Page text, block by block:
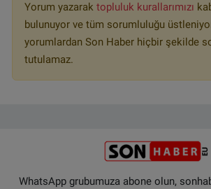
Yorum yazarak topluluk kurallarımızı
bulunuyor ve tüm sorumluluğu
yorumlardan Son Haber hiçbir şekilde
tutulamaz.
WhatsApp grubumuza abone olun,